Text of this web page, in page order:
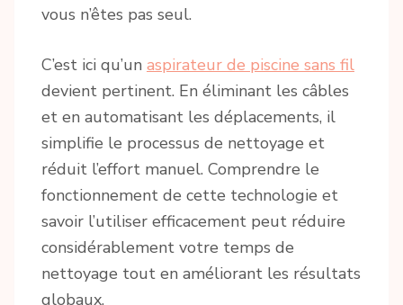
vous n’êtes pas seul.
C’est ici qu’un aspirateur de piscine sans fil
devient pertinent. En éliminant les câbles
et en automatisant les déplacements, il
simplifie le processus de nettoyage et
réduit l’effort manuel. Comprendre le
fonctionnement de cette technologie et
savoir l’utiliser efficacement peut réduire
considérablement votre temps de
nettoyage tout en améliorant les résultats
globaux.